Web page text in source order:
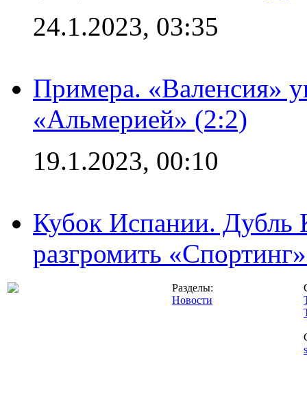
24.1.2023, 03:35
Примера. «Валенсия»
«Альмерией» (2:2)
19.1.2023, 00:10
Кубок Испании. Дубль
разгромить
Разделы:
Новости